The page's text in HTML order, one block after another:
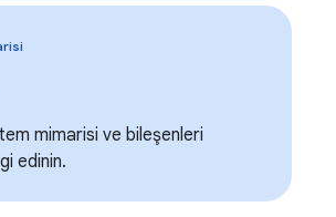
mimarisi ve bileşenleri
edinin.